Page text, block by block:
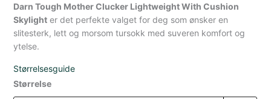
Darn Tough Mother Clucker Lightweight With Cushion
Skylight er det perfekte valget for deg som ønsker en
slitesterk, lett og morsom tursokk med suveren komfort og
ytelse.
Størrelsesguide
Størrelse